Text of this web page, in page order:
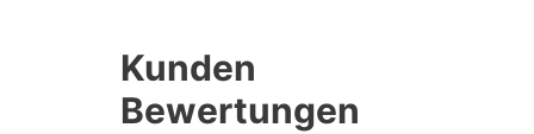
Kunden
Bewertungen